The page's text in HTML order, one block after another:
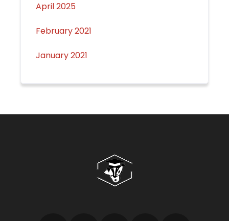
April 2025
February 2021
January 2021